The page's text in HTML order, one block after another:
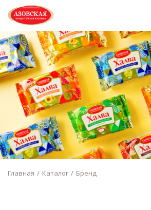
Главная Каталог Бренд